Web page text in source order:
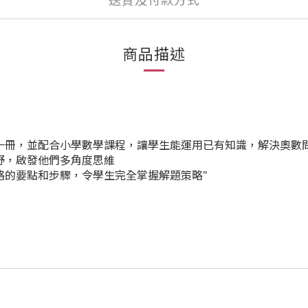
商品描述
，並配合小學數學課程，讓學生能運用已有知識，解決奧數
啟發他們多角度思維
要點和步驟，令學生完全掌握解題策略"